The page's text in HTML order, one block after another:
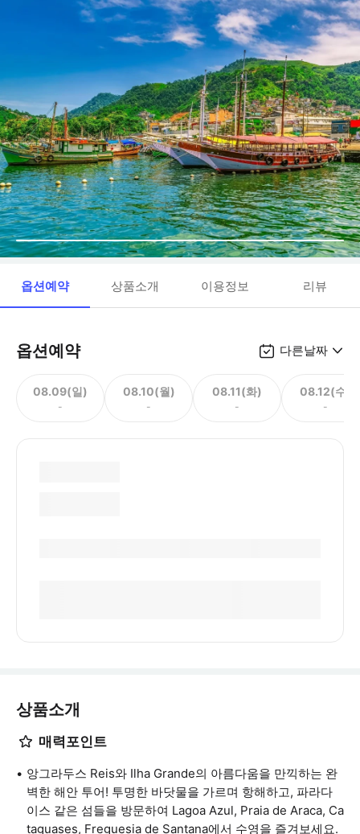
옵션예약 상품소개 이용정보 리뷰
옵션예약 다른날짜
08.09(일)
-
08.10(월)
-
08.11(화)
-
08.12(수)
-
상품소개
매력포인트
앙그라두스 Reis와 Ilha Grande의 아름다움을 만끽하는 완
벽한 해안 투어! 투명한 바닷물을 가르며 항해하고, 파라다
이스 같은 섬들을 방문하여 Lagoa Azul, Praia de Araca, Ca
taguases, Freguesia de Santana에서 수영을 즐겨보세요.